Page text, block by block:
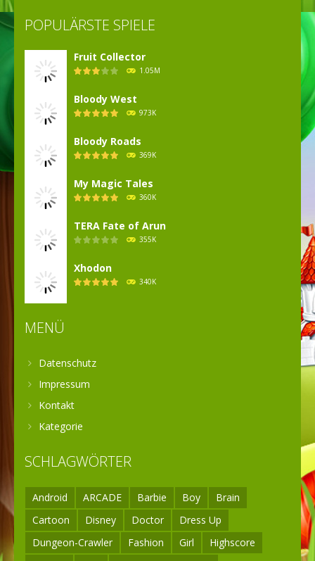
POPULÄRSTE SPIELE
Fruit Collector
1.05M
Bloody West
973K
Bloody Roads
369K
My Magic Tales
360K
TERA Fate of Arun
355K
Xhodon
340K
MENÜ
Datenschutz
Impressum
Kontakt
Kategorie
SCHLAGWÖRTER
Android ARCADE Barbie Boy
Brain
Cartoon
Disney Doctor
Dress Up
Dungeon-Crawler
Fashion Girl
Highscore